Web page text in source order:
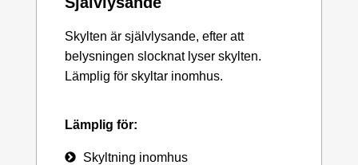
Skylten är självlysande, efter att
belysningen slocknat lyser skylten.
Lämplig för skyltar inomhus.
Lämplig för:
Skyltning inomhus